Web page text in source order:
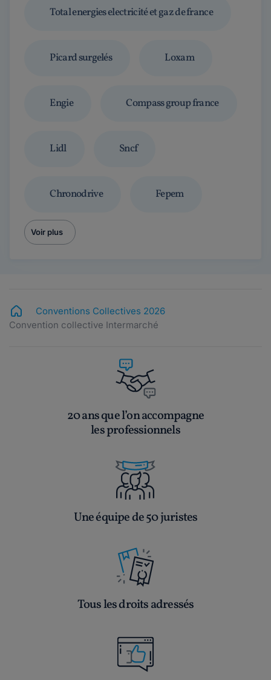
Total energies electricité et gaz de france
Picard surgelés Loxam
Engie Compass group france
Lidl Sncf
Chronodrive Fepem
Voir plus
Conventions Collectives 2026
Convention collective Intermarché
20 ans que l’on accompagne
les professionnels
Une équipe de 50 juristes
Tous les droits adressés